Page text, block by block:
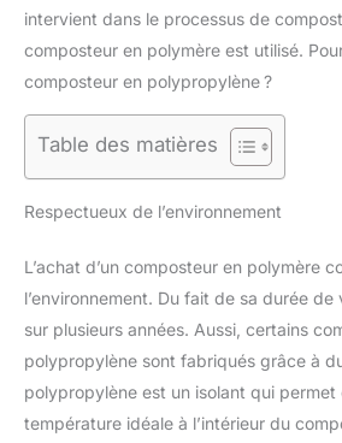
intervient dans le processus de
composteur en polymère est utilisé.
composteur en polypropylène ?
Table des matières
Respectueux de l’environnement
L’achat d’un composteur en polymère
l’environnement. Du fait de sa durée
sur plusieurs années. Aussi, certains
polypropylène sont fabriqués grâce à
polypropylène est un isolant qui permet
température idéale à l’intérieur du